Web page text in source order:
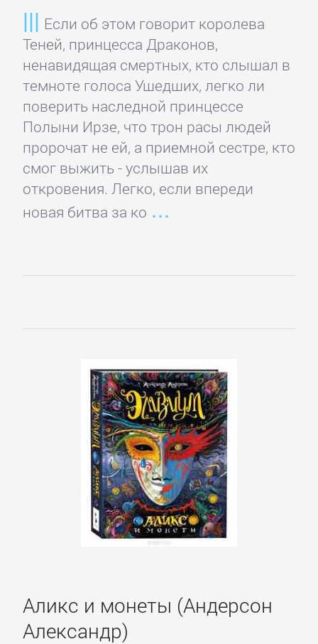
Если об этом говорит королева
Теней, принцесса Драконов,
ненавидящая смертных, кто слышал в
темноте голоса Ушедших, легко ли
поверить наследной принцессе
Полыни Ирзе, что трон расы людей
пророчат не ей, а приемной сестре, кто
смог выжить - услышав их
откровения. Легко, если впереди
новая битва за ко
Аликс и монеты (Андерсон
Александр)
ИСКУССТВО
Кинематограф,
театр
Критика
КЛАССИКА
Литература
Литература
Мифы.
Легенды.